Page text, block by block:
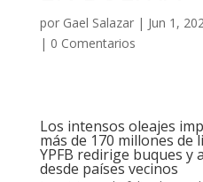
por Gael Salazar| Jun 1,
| 0 Comentarios
Los intensos oleajes
más de 170 millones de
YPFB redirige buques y
desde países vecinos